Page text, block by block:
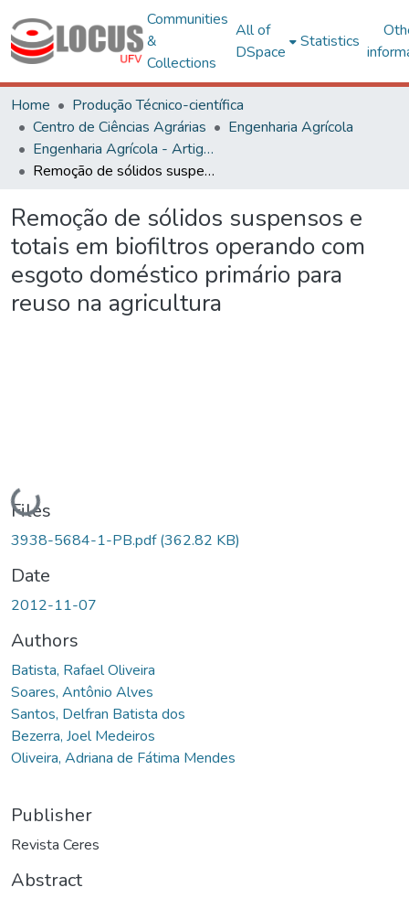
Communities
&
Collections
All of
DSpace
Statistics
Home
Produção Técnico-científica
Centro de Ciências Agrárias
Engenharia Agrícola
Engenharia Agrícola - Artigos
Remoção de sólidos suspensos e totais em biofiltros operando com esgoto doméstico primário para reuso na agricultura
Remoção de sólidos suspensos e
totais em biofiltros operando com
esgoto doméstico primário para
reuso na agricultura
Loading...
Files
3938-5684-1-PB.pdf(362.82 KB)
Date
2012-11-07
Authors
Batista, Rafael Oliveira
Soares, Antônio Alves
Santos, Delfran Batista dos
Bezerra, Joel Medeiros
Oliveira, Adriana de Fátima Mendes
Publisher
Revista Ceres
Abstract